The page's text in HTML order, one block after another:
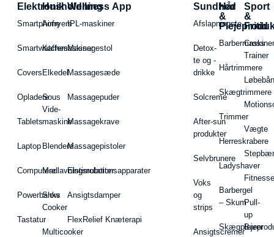
Elektronik
Smartphone
Smartwatches
Covers
Opladere
Tablets
Laptop
Computere
Powerbanks
Tastatur
Husholdning
Airfryers
Kaffemaskiner
Elkedel
Sous
Vide-
maskine
Blendere
Madlavningsrobotter
Slow
Cooker
Multicooker
Wellness App
IPL-maskiner
Massagestol
Massagesæde
Massagepuder
Massagekrave
Massagepistoler
Elstimulationsapparater
Ansigtsdamper
FlexRelief Knæterapi
Sundhed
Afslapningste
Detox-
te og -
drikke
Solcreme
After-sun
produkter
Selvbrunere
Voks
og
strips
Ansigtscremer
Hår
&
Hårtrimmere
Skægtrimmere
Trimmer
Herreskrabere
Ladyshaver
Barbergel
– Skum
Sport
&
Fritid
Cross
Trainer
Vægte
Pull-
up
Barer